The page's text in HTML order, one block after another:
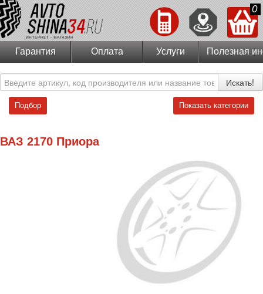
0
Гарантия Оплата Услуги Полезная
Искать!
Подбор Показать категории
ВАЗ 2170 Приора